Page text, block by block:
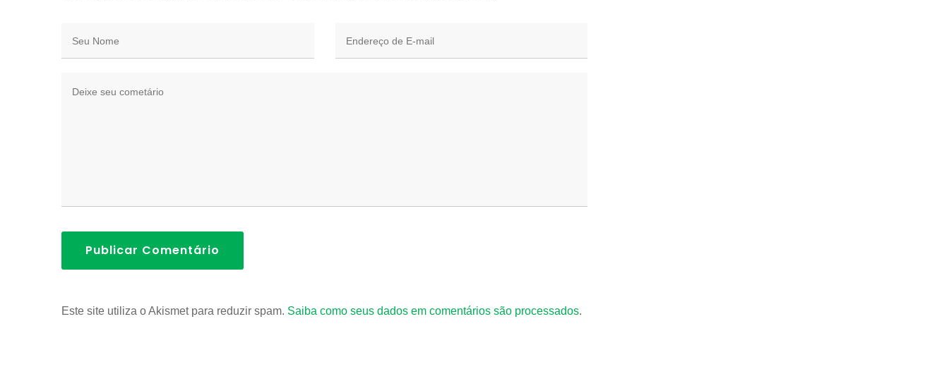
Publicar Comentário
Este site utiliza o Akismet para reduzir spam. Saiba como seus dados em comentários são processados.